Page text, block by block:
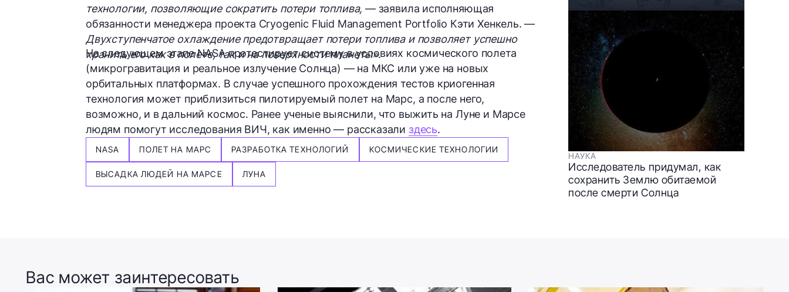
технологии, позволяющие сократить потери топлива,— заявила исполняющая
обязанности менеджера проекта Cryogenic Fluid Management Portfolio Кэти Хенкель. —
Двухступенчатое охлаждение предотвращает потери топлива и позволяет успешно
хранить его как в полете, так и на поверхности планеты».
На следующем этапе NASA протестирует систему в условиях космического полета
(микрогравитация и реальное излучение Солнца) — на МКС или уже на новых
орбитальных платформах. В случае успешного прохождения тестов криогенная
технология может приблизиться пилотируемый полет на Марс, а после него,
возможно, и в дальний космос. Ранее ученые выяснили, что выжить на Луне и Марсе
людям помогут исследования ВИЧ, как именно — рассказали здесь.
NASA ПОЛЕТ НА МАРС РАЗРАБОТКА ТЕХНОЛОГИЙ КОСМИЧЕСКИЕ ТЕХНОЛОГИИ
ВЫСАДКА ЛЮДЕЙ НА МАРСЕ ЛУНА
НАУКА
Исследователь придумал, как
сохранить Землю обитаемой
после смерти Солнца
Вас может заинтересовать